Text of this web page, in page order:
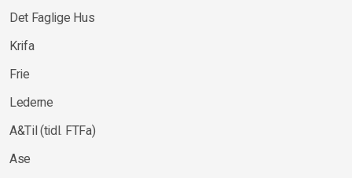
Det Faglige Hus
Krifa
Frie
Lederne
A&Til (tidl. FTFa)
Ase